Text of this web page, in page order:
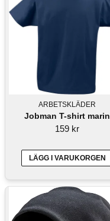
ARBETSKLÄDER
Jobman T-shirt marin
159 kr
LÄGG I VARUKORGEN